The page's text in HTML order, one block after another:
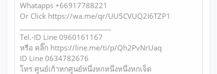
Whatapps +66917788221
Or Click https://wa.me/qr/UU5CVUQ2I6TZP1
Tel.-ID Line 0960161167
หรือ คลิ๊ก https://line.me/ti/p/Qh2PvNrUaq
ID Line 0634782676
โทร ศูนย์เก้าหกศูนย์หนึ่งหกหนึ่งหนึ่งหกเจ็ด